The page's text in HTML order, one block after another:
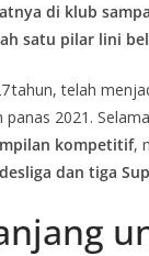
di klub
satu pilar lini
tahun, telah
2021.
kompetitif,
dan tiga